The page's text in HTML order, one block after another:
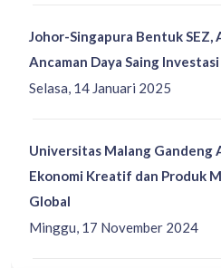
Selasa, 14 Januari 2025
Johor-Singapura Bentuk SEZ,
Ancaman Daya Saing
Minggu, 17 November 2024
Universitas Malang Gandeng
Ekonomi Kreatif dan Produk
Global